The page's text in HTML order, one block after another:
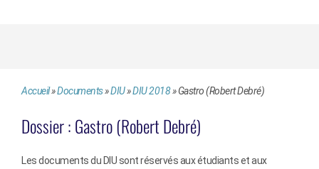
Accueil»Documents»DIU»DIU 2018»Gastro (Robert Debré)
Dossier : Gastro (Robert Debré)
Les documents du DIU sont réservés aux étudiants et aux